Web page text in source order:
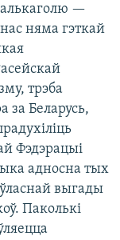
—
няма гэткай
трэба
за Беларусь,
Фэдэрацыі
адносна тых
выгады
Паколькі